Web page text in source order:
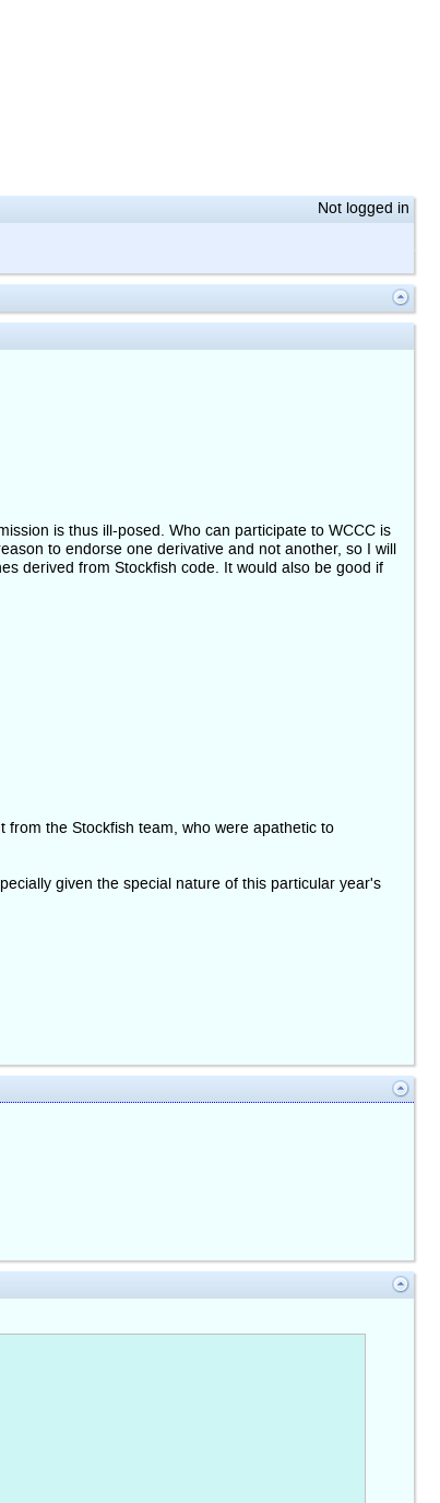
Not logged in
is thus ill-posed. Who can participate to WCCC is
to endorse one derivative and not another, so I will
derived from Stockfish code. It would also be good if
the Stockfish team, who were apathetic to
given the special nature of this particular year's